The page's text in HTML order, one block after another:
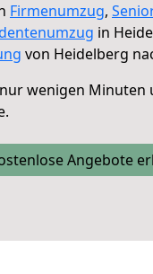
Firmenumzug,
in
von Heidelberg
wenigen Minuten
Angebote